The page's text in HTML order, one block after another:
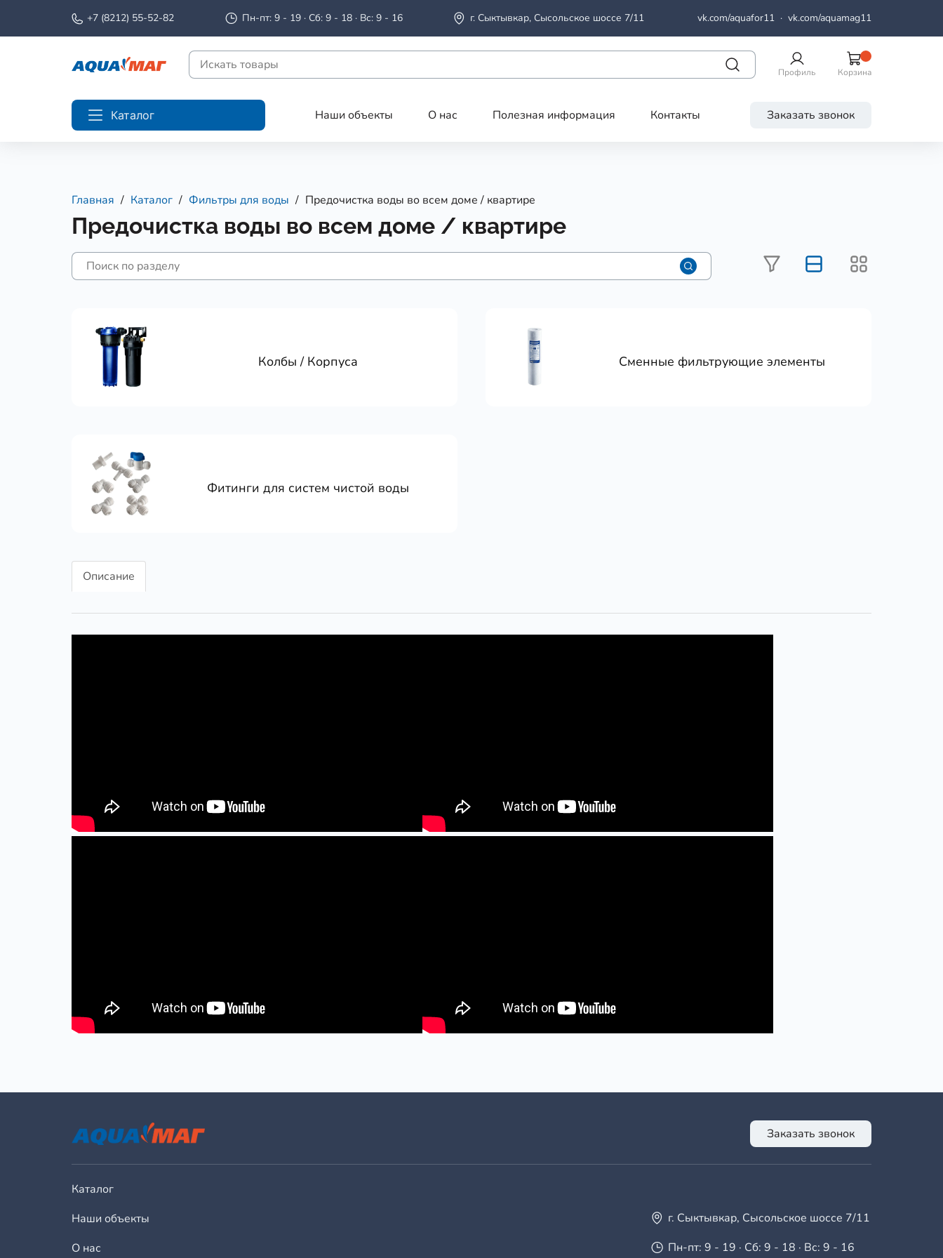
+7 (8212) 55-52-82 Пн-пт: 9 - 19 · Сб: 9 - 18 · Вс: 9 - 16 г. Сыктывкар, Сысольское шоссе 7/11 vk.com/aquafor11· vk.com/aquamag11
Профиль Корзина
Каталог Наши объекты О нас Полезная информация Контакты Заказать звонок
Главная Каталог Фильтры для воды Предочистка воды во всем доме / квартире
Предочистка воды во всем доме / квартире
Колбы / Корпуса Сменные фильтрующие элементы
Фитинги для систем чистой воды
Описание
Заказать звонок
Каталог
Наши объекты
О нас
г. Сыктывкар, Сысольское шоссе 7/11
Пн-пт: 9 - 19 · Сб: 9 - 18 · Вс: 9 - 16